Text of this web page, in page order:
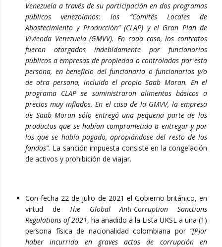
Venezuela a través de su participación en dos programas
públicos venezolanos: los “Comités Locales de
Abastecimiento y Producción” (CLAP) y el Gran Plan de
Vivienda Venezuela (GMVV). En cada caso, los contratos
fueron otorgados indebidamente por funcionarios
públicos a empresas de propiedad o controladas por esta
persona, en beneficio del funcionario o funcionarios y/o
de otra persona, incluido el propio Saab Moran. En el
programa CLAP se suministraron alimentos básicos a
precios muy inflados. En el caso de la GMVV, la empresa
de Saab Moran sólo entregó una pequeña parte de los
productos que se habían comprometido a entregar y por
los que se había pagado, apropiándose del resto de los
fondos”. La sanción impuesta consiste en la congelación
de activos y prohibición de viajar.
Con fecha 22 de julio de 2021 el Gobierno británico, en
virtud de The Global Anti-Corruption Sanctions
Regulations of 2021, ha añadido a la Lista UKSL a una (1)
persona física de nacionalidad colombiana por“[P]or
haber incurrido en graves actos de corrupción en